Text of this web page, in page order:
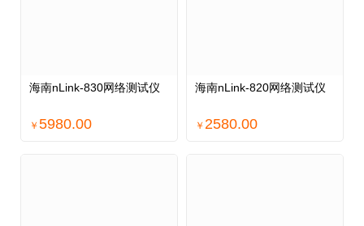
海南nLink-830网络测试仪
￥ 5980.00
海南nLink-820网络测试仪
￥ 2580.00